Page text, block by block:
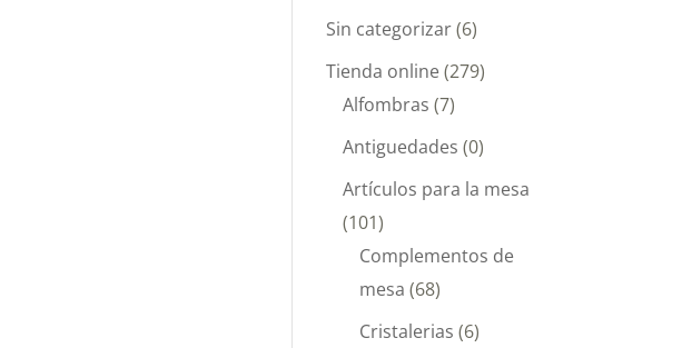
Sin categorizar(6)
Tienda online(279)
Alfombras (7)
Antiguedades (0)
Artículos para la mesa
(101)
Complementos de
mesa (68)
Cristalerias (6)